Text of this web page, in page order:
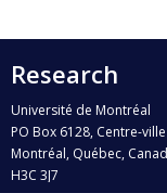
Research
Université de Montréal
PO Box 6128, Centre-
Montréal, Québec,
H3C 3J7